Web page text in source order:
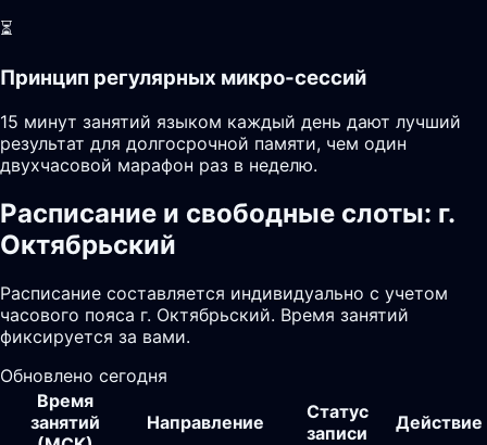
⏳
Принцип регулярных микро-сессий
15 минут занятий языком каждый день дают лучший
результат для долгосрочной памяти, чем один
двухчасовой марафон раз в неделю.
Расписание и свободные слоты: г.
Октябрьский
Расписание составляется индивидуально с учетом
часового пояса г. Октябрьский. Время занятий
фиксируется за вами.
Обновлено сегодня
Время
занятий
Направление
Статус
записи
Действие